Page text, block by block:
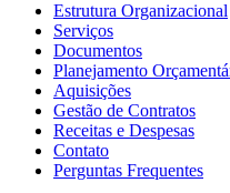
Estrutura Organizacional
Serviços
Documentos
Planejamento
Aquisições
Gestão de Contratos
Receitas e Despesas
Contato
Perguntas Frequentes